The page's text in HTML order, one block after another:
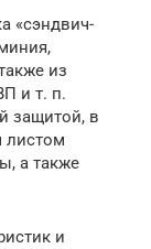
«сэндвич-
из
и т. п.
защитой, в
листом
а также
и